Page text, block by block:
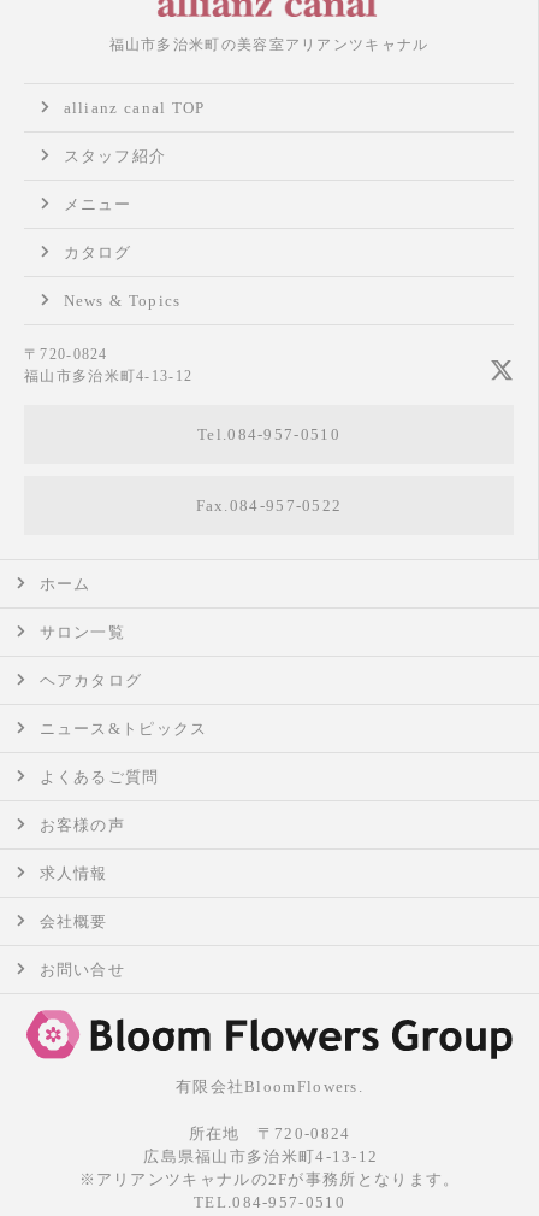
福山市多治米町の美容室アリアンツキャナル
allianz canal TOP
スタッフ紹介
メニュー
カタログ
News & Topics
〒720-0824
福山市多治米町4-13-12
Tel.084-957-0510
Fax.084-957-0522
ホーム
サロン一覧
ヘアカタログ
ニュース&トピックス
よくあるご質問
お客様の声
求人情報
会社概要
お問い合せ
有限会社BloomFlowers.
所在地 〒720-0824
広島県福山市多治米町4-13-12
※アリアンツキャナルの2Fが事務所となります。
TEL.084-957-0510